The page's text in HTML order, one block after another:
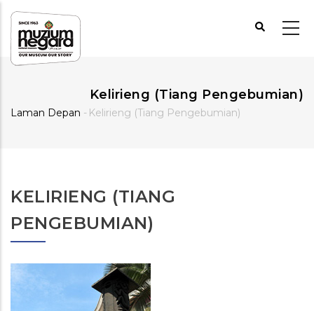
Langkau
kandungan
utama
Kelirieng (Tiang Pengebumian)
Laman Depan - Kelirieng (Tiang Pengebumian)
KELIRIENG (TIANG
PENGEBUMIAN)